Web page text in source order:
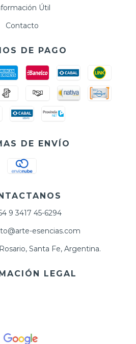
Útil
Contacto
DE PAGO
DE ENVÍO
9 3417 45-6294
esencias.com
Santa Fe, Argentina.
LEGAL